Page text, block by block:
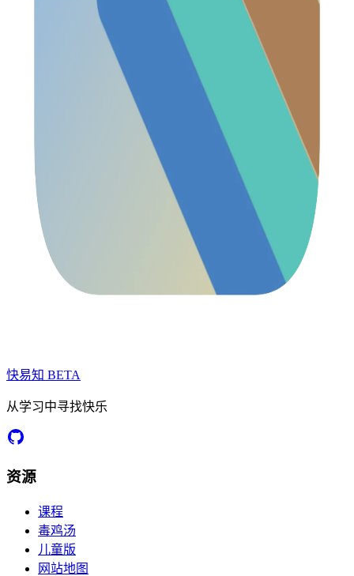
快易知 BETA
从学习中寻找快乐
资源
课程
毒鸡汤
儿童版
网站地图